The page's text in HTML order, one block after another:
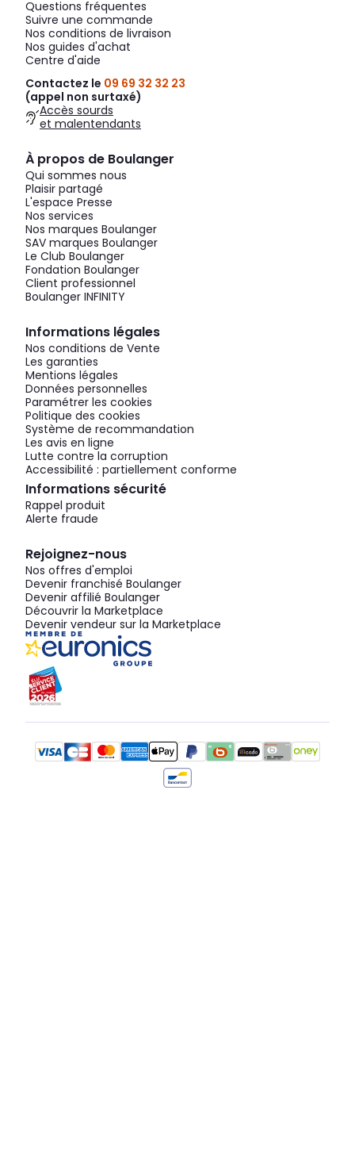
Questions fréquentes
Suivre une commande
Nos conditions de livraison
Nos guides d'achat
Centre d'aide
Contactez le 09 69 32 32 23
(appel non surtaxé)
Accès sourds
et malentendants
À propos de Boulanger
Qui sommes nous
Plaisir partagé
L'espace Presse
Nos services
Nos marques Boulanger
SAV marques Boulanger
Le Club Boulanger
Fondation Boulanger
Client professionnel
Boulanger INFINITY
Informations légales
Nos conditions de Vente
Les garanties
Mentions légales
Données personnelles
Paramétrer les cookies
Politique des cookies
Système de recommandation
Les avis en ligne
Lutte contre la corruption
Accessibilité : partiellement conforme
Informations sécurité
Rappel produit
Alerte fraude
Rejoignez-nous
Nos offres d'emploi
Devenir franchisé Boulanger
Devenir affilié Boulanger
Découvrir la Marketplace
Devenir vendeur sur la Marketplace